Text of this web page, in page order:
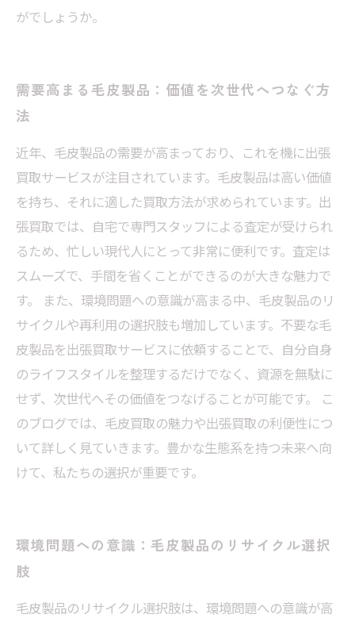
がでしょうか。
需要高まる毛皮製品：価値を次世代へつなぐ方
法
近年、毛皮製品の需要が高まっており、これを機に出張
買取サービスが注目されています。毛皮製品は高い価値
を持ち、それに適した買取方法が求められています。出
張買取では、自宅で専門スタッフによる査定が受けられ
るため、忙しい現代人にとって非常に便利です。査定は
スムーズで、手間を省くことができるのが大きな魅力で
す。 また、環境問題への意識が高まる中、毛皮製品のリ
サイクルや再利用の選択肢も増加しています。不要な毛
皮製品を出張買取サービスに依頼することで、自分自身
のライフスタイルを整理するだけでなく、資源を無駄に
せず、次世代へその価値をつなげることが可能です。 こ
のブログでは、毛皮買取の魅力や出張買取の利便性につ
いて詳しく見ていきます。豊かな生態系を持つ未来へ向
けて、私たちの選択が重要です。
環境問題への意識：毛皮製品のリサイクル選択
肢
毛皮製品のリサイクル選択肢は、環境問題への意識が高